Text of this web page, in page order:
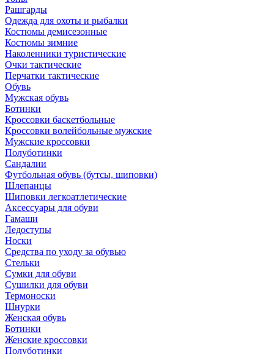
Рашгарды
Одежда для охоты и рыбалки
Костюмы демисезонные
Костюмы зимние
Наколенники туристические
Очки тактические
Перчатки тактические
Обувь
Мужская обувь
Ботинки
Кроссовки баскетбольные
Кроссовки волейбольные мужские
Мужские кроссовки
Полуботинки
Сандалии
Футбольная обувь (бутсы, шиповки)
Шлепанцы
Шиповки легкоатлетические
Аксессуары для обуви
Гамаши
Ледоступы
Носки
Средства по уходу за обувью
Стельки
Сумки для обуви
Сушилки для обуви
Термоноски
Шнурки
Женская обувь
Ботинки
Женские кроссовки
Полуботинки